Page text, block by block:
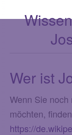
Wer ist
Wenn Sie
möchten,
https://